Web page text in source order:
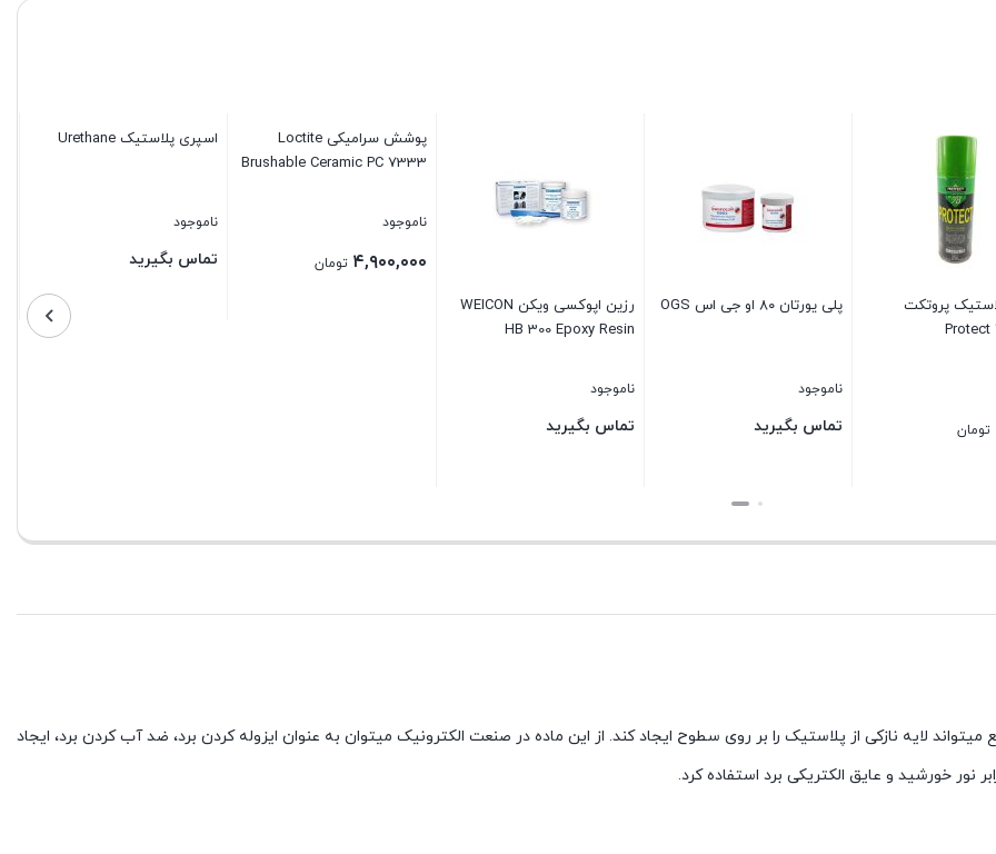
پروتکت
Protect
تومان
پلی یورتان ۸۰ او جی اس OGS
ناموجود
تماس بگیرید
رزین اپوکسی ویکن WEICON
HB 300 Epoxy Resin
ناموجود
تماس بگیرید
لایه نازکی از پلاستیک را بر روی سطوح ایجاد کند. از این ماده در صنعت الکترونیک میتوان به عنوان ایزوله کردن برد، ضد آب کردن برد، ایجاد
نور خورشید و عایق الکتریکی برد استفاده کرد.